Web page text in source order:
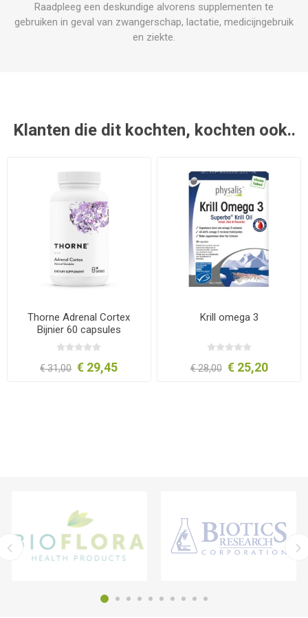
Raadpleeg een deskundige alvorens supplementen te
gebruiken in geval van zwangerschap, lactatie, medicijngebruik
en ziekte.
Klanten die dit kochten, kochten ook..
Thorne Adrenal Cortex
Bijnier 60 capsules
€ 31,00 € 29,45
Krill omega 3
€ 28,00 € 25,20